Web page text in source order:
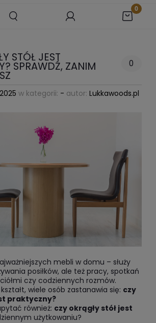
STÓŁ JEST
SPRAWDŹ, ZANIM 0
w kategorii: - autor: Lukkawoods.pl
mebli w domu – służy
posiłków, ale też pracy, spotkań
czy codziennych rozmów.
wiele osób zastanawia się: czy
praktyczny?
również: czy okrągły stół jest
użytkowaniu?